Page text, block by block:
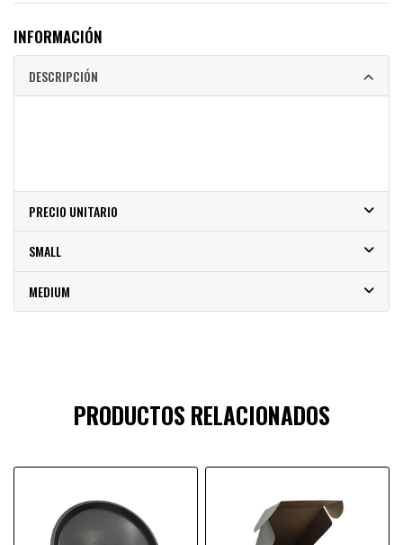
INFORMACIÓN
DESCRIPCIÓN
PRECIO UNITARIO
SMALL
MEDIUM
PRODUCTOS RELACIONADOS